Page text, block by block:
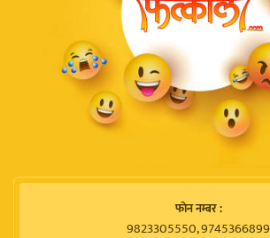
फाेन नम्बर :
9823305550, 9745366899